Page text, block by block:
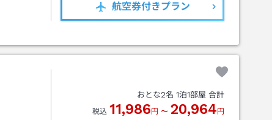
航空券付きプラン
おとな2名 1泊1部屋 合計
税込 11,986 円 〜 20,964 円